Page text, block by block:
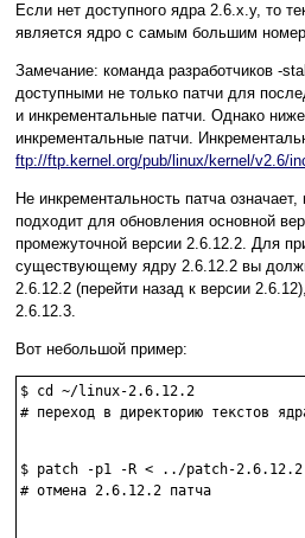
Если нет доступного ядра 2.6.x.y, то
является ядро с самым большим
Замечание: команда разработчиков -
доступными не только патчи для
и инкрементальные патчи. Однако
инкрементальные патчи.
ftp://ftp.kernel.org/pub/linux/kernel/v2.6/
Не инкрементальность патча
подходит для обновления основной
промежуточной версии 2.6.12.2. Для
существующему ядру 2.6.12.2 вы
2.6.12.2 (перейти назад к версии
2.6.12.3.
Вот небольшой пример:
$ cd ~/linux-2.6.12.2
# переход в директорию текстов
$ patch -p1 -R < ../patch-2.6.12.2
# отмена 2.6.12.2 патча